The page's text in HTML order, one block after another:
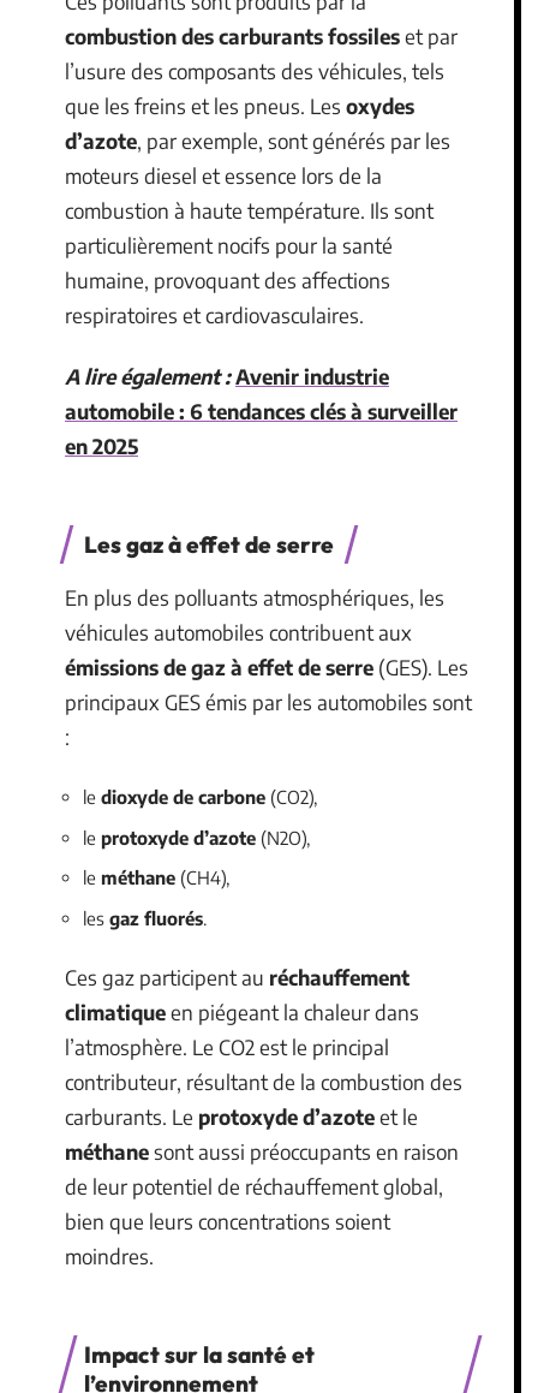
combustion des carburants fossileset par
l’usure des composants des véhicules, tels
que les freins et les pneus. Les oxydes
d’azote, par exemple, sont générés par les
moteurs diesel et essence lors de la
combustion à haute température. Ils sont
particulièrement nocifs pour la santé
humaine, provoquant des affections
respiratoires et cardiovasculaires.
A lire également :Avenir industrie
automobile : 6 tendances clés à surveiller
en 2025
Les gaz à effet de serre
En plus des polluants atmosphériques, les
véhicules automobiles contribuent aux
émissions de gaz à effet de serre (GES). Les
principaux GES émis par les automobiles sont
:
le dioxyde de carbone (CO2),
le protoxyde d’azote (N2O),
le méthane (CH4),
les gaz fluorés
Ces gaz participent au réchauffement
climatiqueen piégeant la chaleur dans
l’atmosphère. Le CO2 est le principal
contributeur, résultant de la combustion des
carburants. Le protoxyde d’azoteet le
méthanesont aussi préoccupants en raison
de leur potentiel de réchauffement global,
bien que leurs concentrations soient
moindres.
Impact sur la santé et
l’environnement